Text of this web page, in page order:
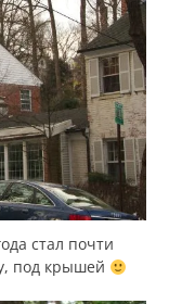
стал почти
под крышей